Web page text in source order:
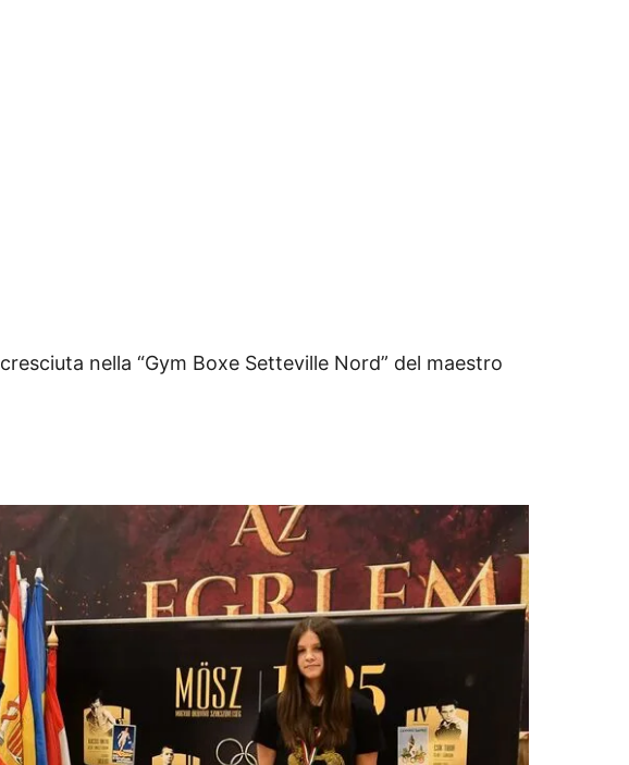
cresciuta nella “Gym Boxe Setteville Nord” del maestro